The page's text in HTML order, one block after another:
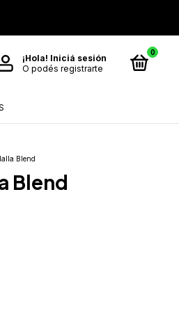
¡Hola! Iniciá sesión
O podés registrarte
0
Blend
Blend